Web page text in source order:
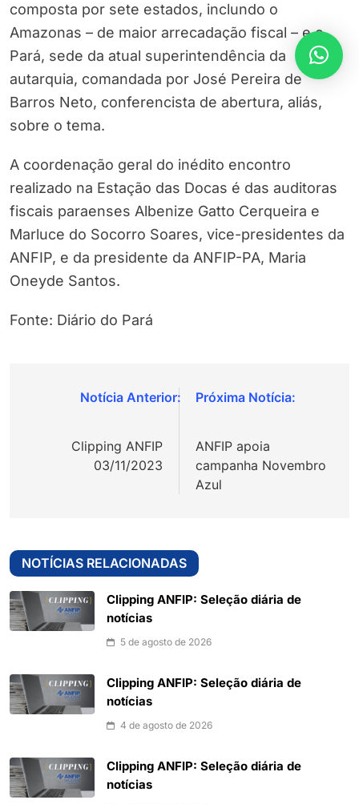
composta por sete estados, inclundo o
Amazonas – de maior arrecadação fiscal – e o
Pará, sede da atual superintendência da
autarquia, comandada por José Pereira de
Barros Neto, conferencista de abertura, aliás,
sobre o tema.
A coordenação geral do inédito encontro
realizado na Estação das Docas é das auditoras
fiscais paraenses Albenize Gatto Cerqueira e
Marluce do Socorro Soares, vice-presidentes da
ANFIP, e da presidente da ANFIP-PA, Maria
Oneyde Santos.
Fonte: Diário do Pará
Navegação
Clipping ANFIP
03/11/2023
ANFIP apoia
campanha Novembro
Azul
NOTÍCIAS RELACIONADAS
Clipping ANFIP: Seleção diária de
notícias
5 de agosto de 2026
Clipping ANFIP: Seleção diária de
notícias
4 de agosto de 2026
Clipping ANFIP: Seleção diária de
notícias